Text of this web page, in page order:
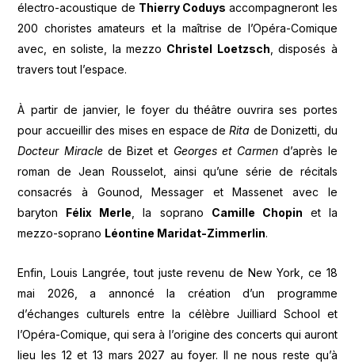
électro-acoustique de Thierry Coduys accompagneront les
200 choristes amateurs et la maîtrise de l’Opéra-Comique
avec, en soliste, la mezzo Christel Loetzsch , disposés à
travers tout l’espace.
À partir de janvier, le foyer du théâtre ouvrira ses portes
pour accueillir des mises en espace deRita de Donizetti, du
Docteur Miraclede Bizet et Georges et Carmen d’après le
roman de Jean Rousselot, ainsi qu’une série de récitals
consacrés à Gounod, Messager et Massenet avec le
baryton Félix Merle , la soprano Camille Chopin et la
mezzo-soprano Léontine Maridat-Zimmerlin.
Enfin, Louis Langrée, tout juste revenu de New York, ce 18
mai 2026, a annoncé la création d’un programme
d’échanges culturels entre la célèbre Juilliard School et
l’Opéra-Comique, qui sera à l’origine des concerts qui auront
lieu les 12 et 13 mars 2027 au foyer. Il ne nous reste qu’à